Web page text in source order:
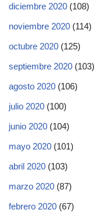
diciembre 2020 (108)
noviembre 2020 (114)
octubre 2020 (125)
septiembre 2020 (103)
agosto 2020 (106)
julio 2020 (100)
junio 2020 (104)
mayo 2020 (101)
abril 2020 (103)
marzo 2020 (87)
febrero 2020 (67)